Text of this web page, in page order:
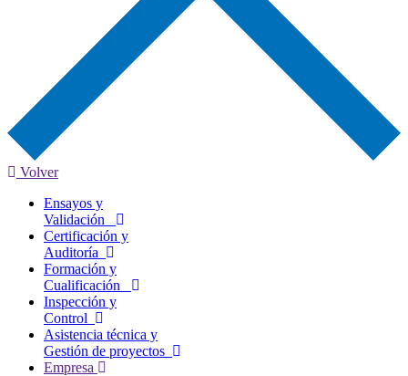
Volver
Ensayos y
Validación
Certificación y
Auditoría
Formación y
Cualificación
Inspección y
Control
Asistencia técnica y
Gestión de proyectos
Empresa